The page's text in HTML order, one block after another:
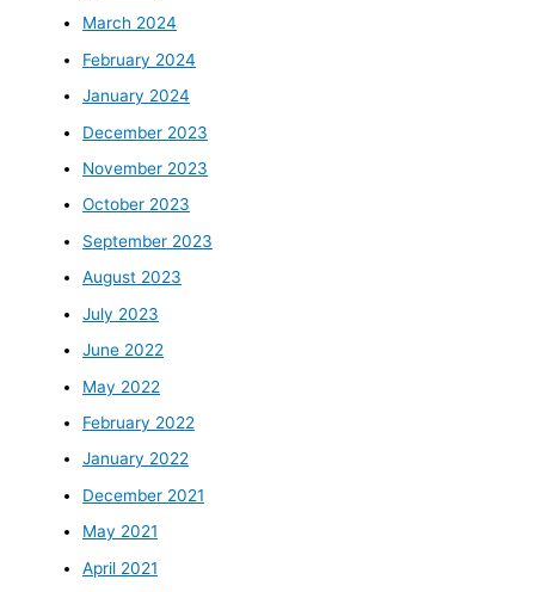
March 2024
February 2024
January 2024
December 2023
November 2023
October 2023
September 2023
August 2023
July 2023
June 2022
May 2022
February 2022
January 2022
December 2021
May 2021
April 2021